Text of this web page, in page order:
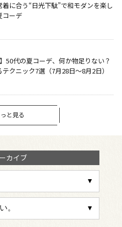
着に合う“日光下駄”で和モダンを楽し
コーデ
50代の夏コーデ、何か物足りない？
クニック7選（7月28日～8月2日）
と見る
カイブ